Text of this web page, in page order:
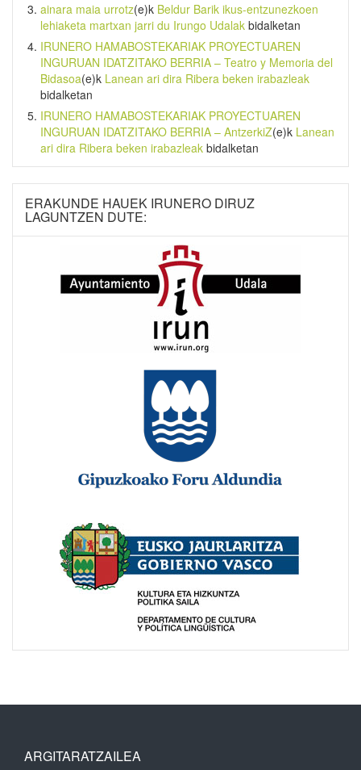
ainara maia urrotz(e)k Beldur Barik ikus-entzunezkoen
lehiaketa martxan jarri du Irungo Udalak bidalketan
IRUNERO HAMABOSTEKARIAK PROYECTUAREN
INGURUAN IDATZITAKO BERRIA – Teatro y Memoria del
Bidasoa(e)k Lanean ari dira Ribera beken irabazleak
bidalketan
IRUNERO HAMABOSTEKARIAK PROYECTUAREN
INGURUAN IDATZITAKO BERRIA – AntzerkiZ(e)k Lanean
ari dira Ribera beken irabazleak bidalketan
ERAKUNDE HAUEK IRUNERO DIRUZ
LAGUNTZEN DUTE:
ARGITARATZAILEA